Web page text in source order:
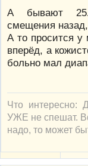
А бывают
смещения
А то просится у
вперёд, а
больно мал
Что
УЖЕ не спешат.
надо, то может